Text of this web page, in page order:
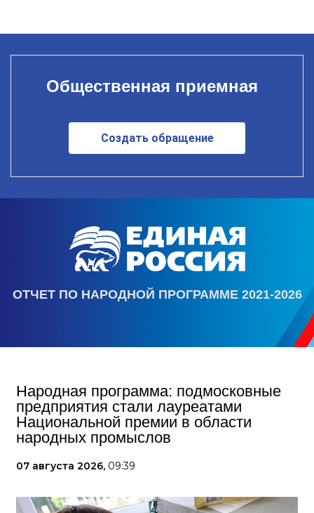
Общественная приемная
Создать обращение
ОТЧЕТ ПО НАРОДНОЙ ПРОГРАММЕ 2021-2026
Народная программа: подмосковные
предприятия стали лауреатами
Национальной премии в области
народных промыслов
07 августа 2026, 09:39